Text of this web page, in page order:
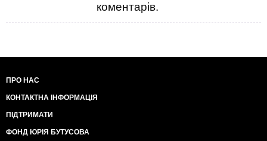
коментарів.
ПРО НАС
КОНТАКТНА ІНФОРМАЦІЯ
ПІДТРИМАТИ
ФОНД ЮРІЯ БУТУСОВА